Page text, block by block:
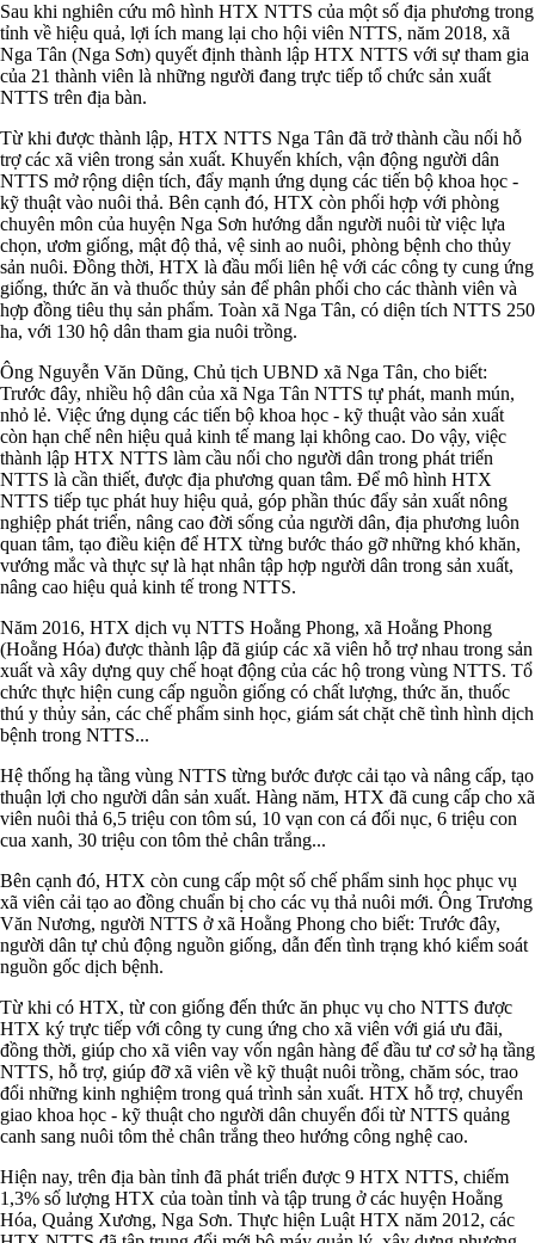
Sau khi nghiên cứu mô hình HTX NTTS của một số địa phương trong
tỉnh về hiệu quả, lợi ích mang lại cho hội viên NTTS, năm 2018, xã
Nga Tân (Nga Sơn) quyết định thành lập HTX NTTS với sự tham gia
của 21 thành viên là những người đang trực tiếp tổ chức sản xuất
NTTS trên địa bàn.
Từ khi được thành lập, HTX NTTS Nga Tân đã trở thành cầu nối hỗ
trợ các xã viên trong sản xuất. Khuyến khích, vận động người dân
NTTS mở rộng diện tích, đẩy mạnh ứng dụng các tiến bộ khoa học -
kỹ thuật vào nuôi thả. Bên cạnh đó, HTX còn phối hợp với phòng
chuyên môn của huyện Nga Sơn hướng dẫn người nuôi từ việc lựa
chọn, ươm giống, mật độ thả, vệ sinh ao nuôi, phòng bệnh cho thủy
sản nuôi. Đồng thời, HTX là đầu mối liên hệ với các công ty cung ứng
giống, thức ăn và thuốc thủy sản để phân phối cho các thành viên và
hợp đồng tiêu thụ sản phẩm. Toàn xã Nga Tân, có diện tích NTTS 250
ha, với 130 hộ dân tham gia nuôi trồng.
Ông Nguyễn Văn Dũng, Chủ tịch UBND xã Nga Tân, cho biết:
Trước đây, nhiều hộ dân của xã Nga Tân NTTS tự phát, manh mún,
nhỏ lẻ. Việc ứng dụng các tiến bộ khoa học - kỹ thuật vào sản xuất
còn hạn chế nên hiệu quả kinh tế mang lại không cao. Do vậy, việc
thành lập HTX NTTS làm cầu nối cho người dân trong phát triển
NTTS là cần thiết, được địa phương quan tâm. Để mô hình HTX
NTTS tiếp tục phát huy hiệu quả, góp phần thúc đẩy sản xuất nông
nghiệp phát triển, nâng cao đời sống của người dân, địa phương luôn
quan tâm, tạo điều kiện để HTX từng bước tháo gỡ những khó khăn,
vướng mắc và thực sự là hạt nhân tập hợp người dân trong sản xuất,
nâng cao hiệu quả kinh tế trong NTTS.
Năm 2016, HTX dịch vụ NTTS Hoằng Phong, xã Hoằng Phong
(Hoằng Hóa) được thành lập đã giúp các xã viên hỗ trợ nhau trong sản
xuất và xây dựng quy chế hoạt động của các hộ trong vùng NTTS. Tổ
chức thực hiện cung cấp nguồn giống có chất lượng, thức ăn, thuốc
thú y thủy sản, các chế phẩm sinh học, giám sát chặt chẽ tình hình dịch
bệnh trong NTTS...
Hệ thống hạ tầng vùng NTTS từng bước được cải tạo và nâng cấp, tạo
thuận lợi cho người dân sản xuất. Hàng năm, HTX đã cung cấp cho xã
viên nuôi thả 6,5 triệu con tôm sú, 10 vạn con cá đối nục, 6 triệu con
cua xanh, 30 triệu con tôm thẻ chân trắng...
Bên cạnh đó, HTX còn cung cấp một số chế phẩm sinh học phục vụ
xã viên cải tạo ao đồng chuẩn bị cho các vụ thả nuôi mới. Ông Trương
Văn Nương, người NTTS ở xã Hoằng Phong cho biết: Trước đây,
người dân tự chủ động nguồn giống, dẫn đến tình trạng khó kiểm soát
nguồn gốc dịch bệnh.
Từ khi có HTX, từ con giống đến thức ăn phục vụ cho NTTS được
HTX ký trực tiếp với công ty cung ứng cho xã viên với giá ưu đãi,
đồng thời, giúp cho xã viên vay vốn ngân hàng để đầu tư cơ sở hạ tầng
NTTS, hỗ trợ, giúp đỡ xã viên về kỹ thuật nuôi trồng, chăm sóc, trao
đổi những kinh nghiệm trong quá trình sản xuất. HTX hỗ trợ, chuyển
giao khoa học - kỹ thuật cho người dân chuyển đổi từ NTTS quảng
canh sang nuôi tôm thẻ chân trắng theo hướng công nghệ cao.
Hiện nay, trên địa bàn tỉnh đã phát triển được 9 HTX NTTS, chiếm
1,3% số lượng HTX của toàn tỉnh và tập trung ở các huyện Hoằng
Hóa, Quảng Xương, Nga Sơn. Thực hiện Luật HTX năm 2012, các